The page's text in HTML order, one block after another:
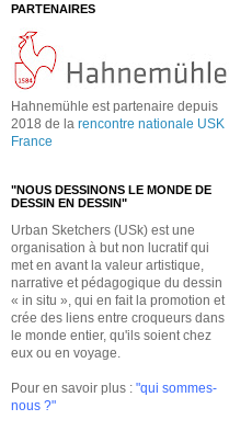
PARTENAIRES
Hahnemühle est partenaire depuis
2018 de la rencontre nationale USK
France
"NOUS DESSINONS LE MONDE DE
DESSIN EN DESSIN"
Urban Sketchers (USk) est une
organisation à but non lucratif qui
met en avant la valeur artistique,
narrative et pédagogique du dessin
« in situ », qui en fait la promotion et
crée des liens entre croqueurs dans
le monde entier, qu'ils soient chez
eux ou en voyage.
Pour en savoir plus : "qui sommes-
nous ?"